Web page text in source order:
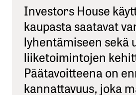
Investors House
kaupasta saatavat
lyhentämiseen sekä
liiketoimintojen
Päätavoitteena on
kannattavuus, joka